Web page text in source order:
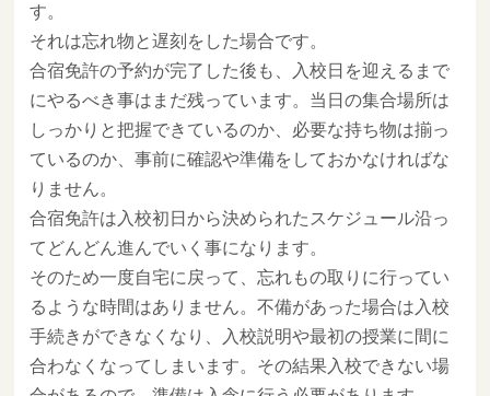
す。
それは忘れ物と遅刻をした場合です。
合宿免許の予約が完了した後も、入校日を迎えるまで
にやるべき事はまだ残っています。当日の集合場所は
しっかりと把握できているのか、必要な持ち物は揃っ
ているのか、事前に確認や準備をしておかなければな
りません。
合宿免許は入校初日から決められたスケジュール沿っ
てどんどん進んでいく事になります。
そのため一度自宅に戻って、忘れもの取りに行ってい
るような時間はありません。不備があった場合は入校
手続きができなくなり、入校説明や最初の授業に間に
合わなくなってしまいます。その結果入校できない場